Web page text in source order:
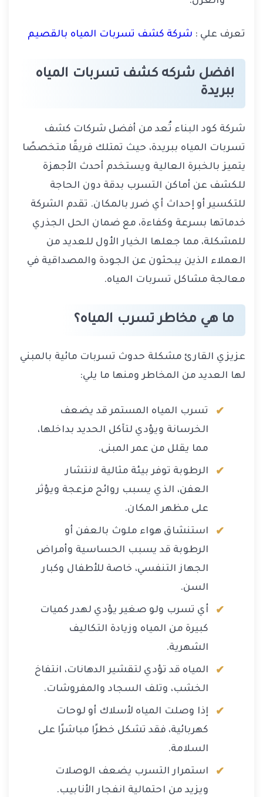
تعرف علي : شركة كشف تسربات المياه بالقصيم
افضل شركه كشف تسربات المياه
ببريدة
شركة كود البناء تُعد من أفضل شركات كشف
تسربات المياه ببريدة، حيث تمتلك فريقًا متخصصًا
يتميز بالخبرة العالية ويستخدم أحدث الأجهزة
للكشف عن أماكن التسرب بدقة دون الحاجة
للتكسير أو إحداث أي ضرر بالمكان. تقدم الشركة
خدماتها بسرعة وكفاءة، مع ضمان الحل الجذري
للمشكلة، مما جعلها الخيار الأول للعديد من
العملاء الذين يبحثون عن الجودة والمصداقية في
معالجة مشاكل تسربات المياه.
ما هي مخاطر تسرب المياه؟
عزيزي القارئ مشكلة حدوث تسربات مائية بالمبني
لها العديد من المخاطر ومنها ما يلي:
تسرب المياه المستمر قد يضعف
الخرسانة ويؤدي لتآكل الحديد بداخلها،
مما يقلل من عمر المبنى.
الرطوبة توفر بيئة مثالية لانتشار
العفن، الذي يسبب روائح مزعجة ويؤثر
على مظهر المكان.
استنشاق هواء ملوث بالعفن أو
الرطوبة قد يسبب الحساسية وأمراض
الجهاز التنفسي، خاصة للأطفال وكبار
السن.
أي تسرب ولو صغير يؤدي لهدر كميات
كبيرة من المياه وزيادة التكاليف
الشهرية.
المياه قد تؤدي لتقشير الدهانات، انتفاخ
الخشب، وتلف السجاد والمفروشات.
إذا وصلت المياه لأسلاك أو لوحات
كهربائية، فقد تشكل خطرًا مباشرًا على
السلامة.
استمرار التسرب يضعف الوصلات
ويزيد من احتمالية انفجار الأنابيب.